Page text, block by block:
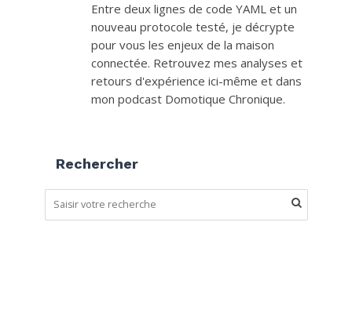
Entre deux lignes de code YAML et un
nouveau protocole testé, je décrypte
pour vous les enjeux de la maison
connectée. Retrouvez mes analyses et
retours d'expérience ici-même et dans
mon podcast Domotique Chronique.
Rechercher